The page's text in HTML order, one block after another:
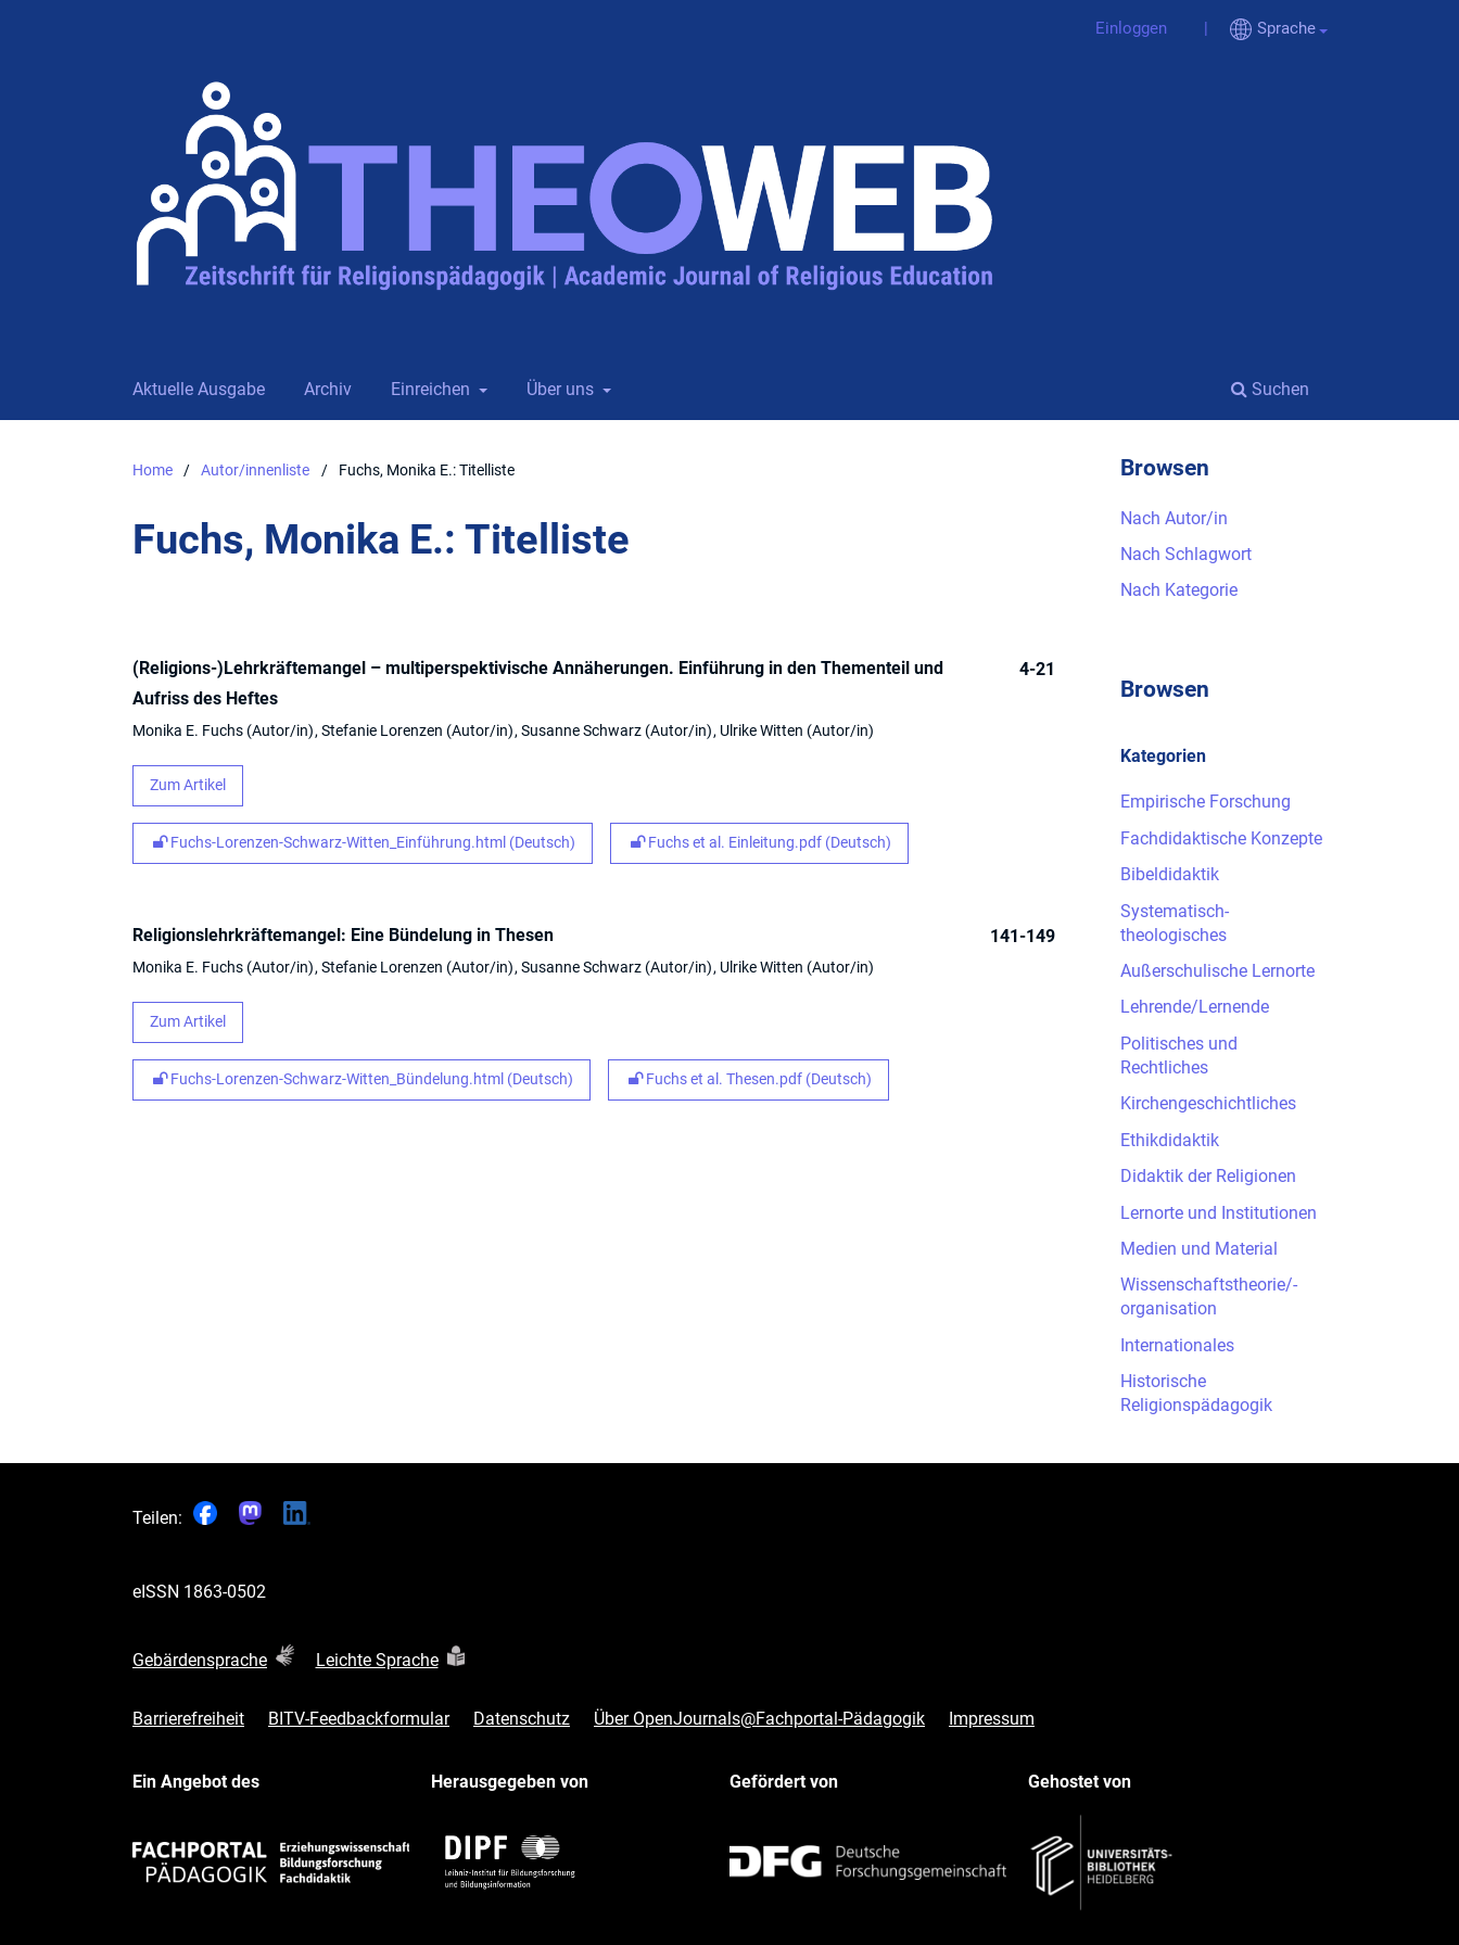
Aktuelle Ausgabe Archiv Einreichen Über uns Suchen
Einloggen Sprache
Home / Autor/innenliste / Fuchs, Monika E.: Titelliste
Fuchs, Monika E.: Titelliste
(Religions-)Lehrkräftemangel – multiperspektivische Annäherungen. Einführung in den Thementeil und
Aufriss des Heftes
Monika E. Fuchs Autor/in Stefanie Lorenzen Autor/in Susanne Schwarz Autor/in Ulrike Witten Autor/in
Zum Artikel
Fuchs-Lorenzen-Schwarz-Witten_Einführung.html (Deutsch) Fuchs et al. Einleitung.pdf (Deutsch)
4-21
Religionslehrkräftemangel: Eine Bündelung in Thesen
Monika E. Fuchs Autor/in Stefanie Lorenzen Autor/in Susanne Schwarz Autor/in Ulrike Witten Autor/in
Zum Artikel
Fuchs-Lorenzen-Schwarz-Witten_Bündelung.html (Deutsch) Fuchs et al. Thesen.pdf (Deutsch)
141-149
Browsen
Nach Autor/in
Nach Schlagwort
Nach Kategorie
Browsen
Kategorien
Empirische Forschung
Fachdidaktische Konzepte
Bibeldidaktik
Systematisch-
theologisches
Außerschulische Lernorte
Lehrende/Lernende
Politisches und
Rechtliches
Kirchengeschichtliches
Ethikdidaktik
Didaktik der Religionen
Lernorte und Institutionen
Medien und Material
Wissenschaftstheorie/-
organisation
Internationales
Historische
Religionspädagogik
Teilen:
eISSN 1863-0502
Gebärdensprache Leichte Sprache
Barrierefreiheit BITV-Feedbackformular Datenschutz Über OpenJournals@Fachportal-Pädagogik Impressum
Ein Angebot des Herausgegeben von Gefördert von Gehostet von